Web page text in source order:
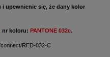
i upewnienie się, że dany kolor
nr koloru: PANTONE 032c.
RED-032-C